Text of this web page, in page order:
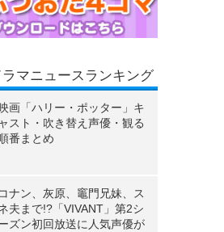
マニュースランキング
画「ハリー・ポッター」キ
ャスト・吹き替え声優・観る
番まとめ
コナン、灰原、竈門兄妹、ス
夫まで!?「VIVANT」第2シ
ズン初回放送に人気声優が